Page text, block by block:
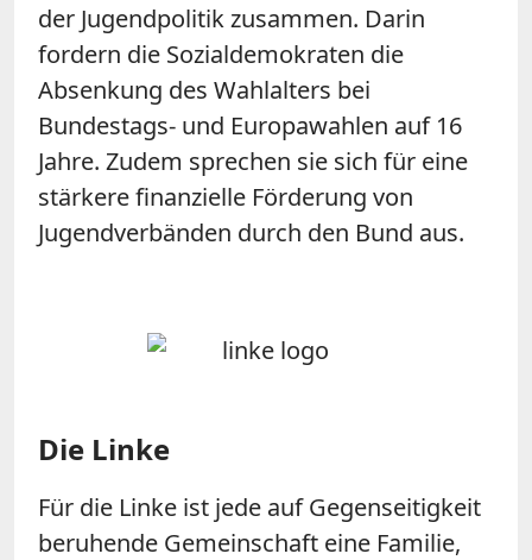
der Jugendpolitik zusammen. Darin
fordern die Sozialdemokraten die
Absenkung des Wahlalters bei
Bundestags- und Europawahlen auf 16
Jahre. Zudem sprechen sie sich für eine
stärkere finanzielle Förderung von
Jugendverbänden durch den Bund aus.
Die Linke
Für die Linke ist jede auf Gegenseitigkeit
beruhende Gemeinschaft eine Familie,